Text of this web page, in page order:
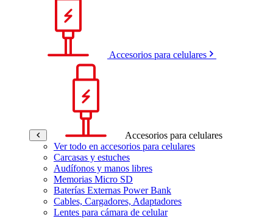
Accesorios para celulares
Accesorios para celulares
Ver todo en accesorios para celulares
Carcasas y estuches
Audífonos y manos libres
Memorias Micro SD
Baterías Externas Power Bank
Cables, Cargadores, Adaptadores
Lentes para cámara de celular